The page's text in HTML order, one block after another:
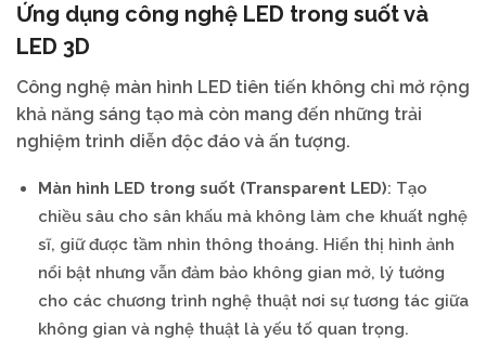
Ứng dụng công nghệ LED trong suốt và
LED 3D
Công nghệ màn hình LED tiên tiến không chỉ mở rộng
khả năng sáng tạo mà còn mang đến những trải
nghiệm trình diễn độc đáo và ấn tượng.
Màn hình LED trong suốt (Transparent LED): Tạo
chiều sâu cho sân khấu mà không làm che khuất nghệ
sĩ, giữ được tầm nhìn thông thoáng. Hiển thị hình ảnh
nổi bật nhưng vẫn đảm bảo không gian mở, lý tưởng
cho các chương trình nghệ thuật nơi sự tương tác giữa
không gian và nghệ thuật là yếu tố quan trọng.